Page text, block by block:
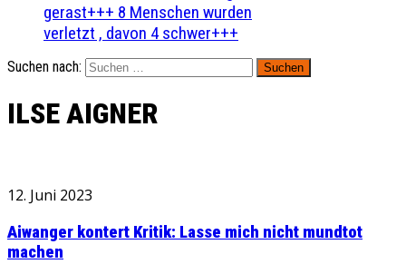
gerast+++ 8 Menschen wurden
verletzt , davon 4 schwer+++
Suchen nach:
ILSE AIGNER
12. Juni 2023
Aiwanger kontert Kritik: Lasse mich nicht mundtot
machen